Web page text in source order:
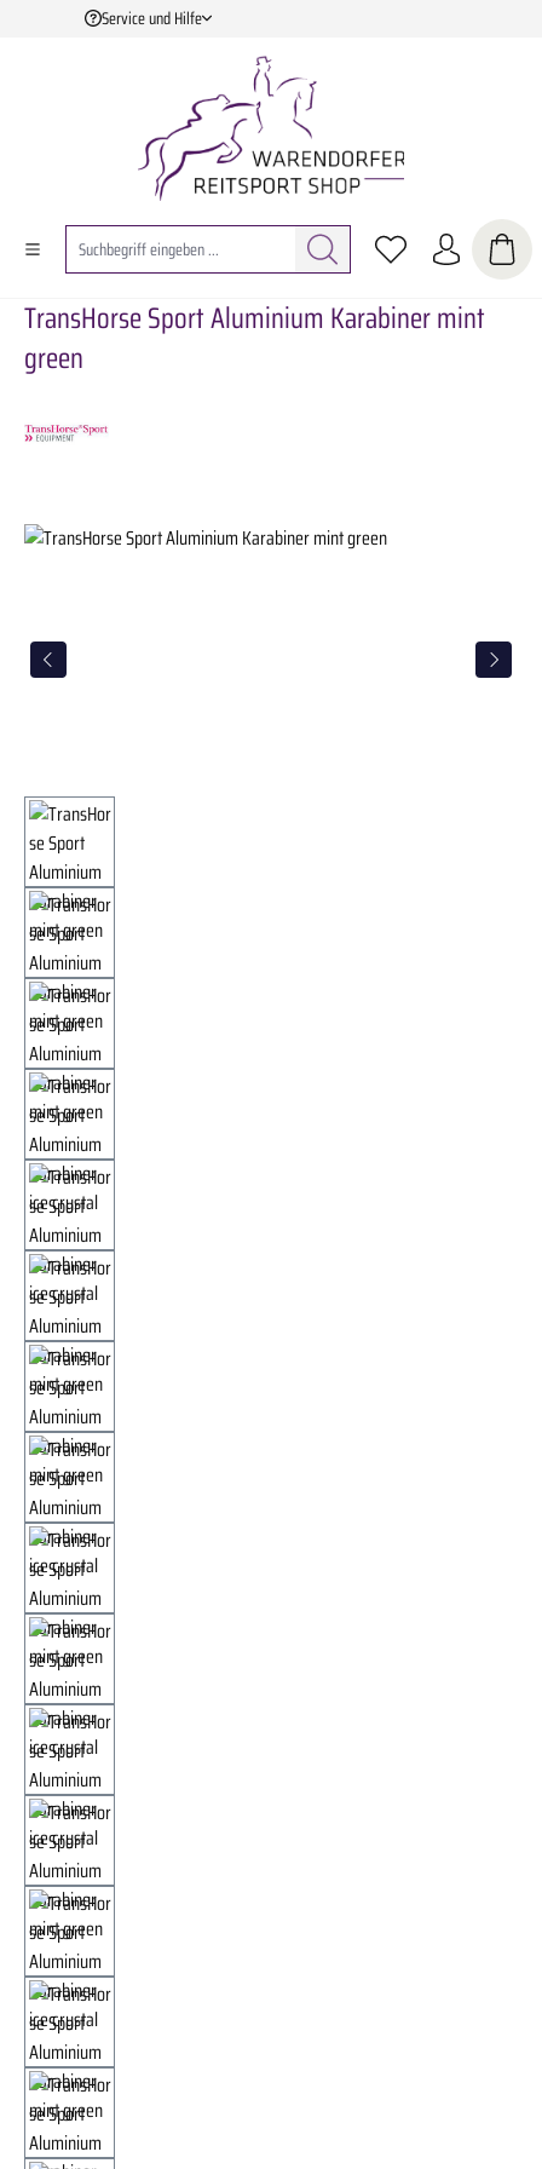
Zum Hauptinhalt springen
Service und Hilfe
TransHorse Sport Aluminium Karabiner mint
green
Bildergalerie überspringen